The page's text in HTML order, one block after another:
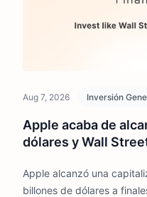
Aug 7, 2026 Inversión
Apple acaba de
dólares y Wall
comprar?
Apple alcanzó una
billones de dólares a